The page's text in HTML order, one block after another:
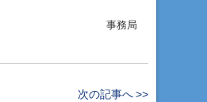
局
次の記事へ >>